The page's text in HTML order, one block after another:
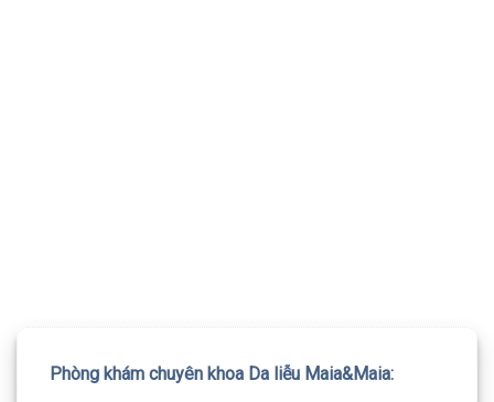
Phòng khám chuyên khoa Da liễu Maia&Maia: